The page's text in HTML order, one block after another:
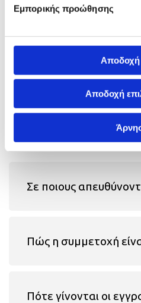
Εμπορικής προώθησης
Αποδοχή
ΔΗΜΙΟΥΡΓΙΚΗΣ
Είναι μια εκπαιδευτική
τα παιδιά μπορούν να
Σε ποιους
Πώς η συμμετοχή
Πότε γίνονται οι